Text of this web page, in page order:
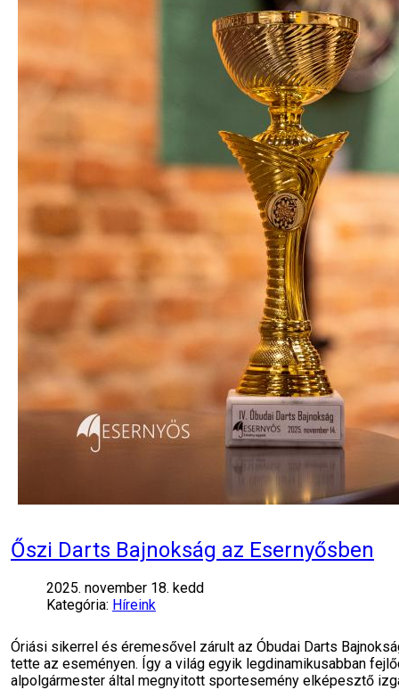
Őszi Darts Bajnokság az Esernyősben
2025. november 18. kedd
Kategória: Híreink
Óriási sikerrel és éremesővel zárult az Óbudai Darts
tette az eseményen. Így a világ egyik legdinamikusabban
alpolgármester által megnyitott sportesemény elképesztő